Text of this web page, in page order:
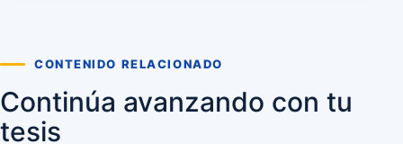
CONTENIDO RELACIONADO
Continúa avanzando con tu
tesis